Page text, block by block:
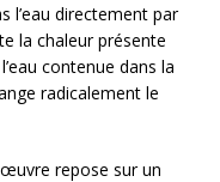
l’eau directement par
la chaleur présente
contenue dans la
radicalement le
repose sur un